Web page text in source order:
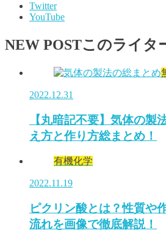
Twitter
YouTube
NEW POSTこのライタ
2022.12.31
【丸暗記不要】気体の製
え方と作り方総まとめ！
有機化学
2022.11.19
ピクリン酸とは？性質や
流れを画像で徹底解説！